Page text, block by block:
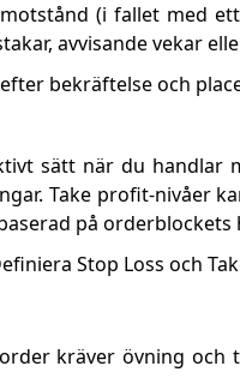
(i fallet med
avvisande vekar
sätt när du handlar
Take profit-nivåer
på orderblockets
kräver övning